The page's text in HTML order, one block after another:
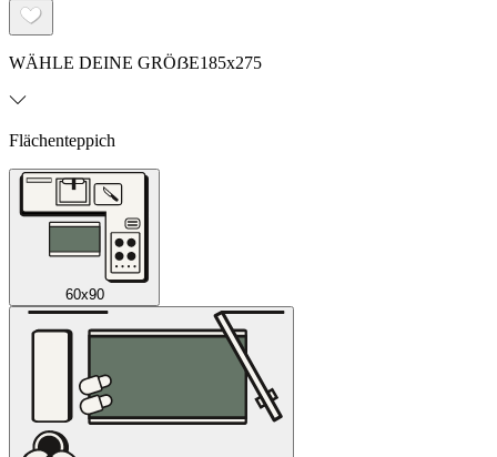
WÄHLE DEINE GRÖẞE185x275
Flächenteppich
60x90